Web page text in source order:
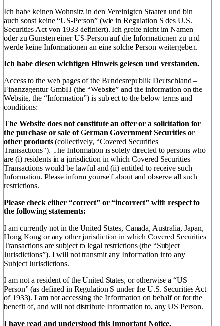
Ich habe keinen Wohnsitz in den Vereinigten Staaten und bin
auch sonst keine “US-Person” (wie in Regulation S des U.S.
Securities Act von 1933 definiert). Ich greife nicht im Namen
oder zu Gunsten einer US-Person auf die Informationen zu und
werde keine Informationen an eine solche Person weitergeben.
Ich habe diesen wichtigen Hinweis gelesen und verstanden.
Access to the web pages of the Bundesrepublik Deutschland –
Finanzagentur GmbH (the “Website” and the information on the
Website, the “Information”) is subject to the below terms and
conditions:
The Website does not constitute an offer or a solicitation for
the purchase or sale of German Government Securities or
other products (collectively, “Covered Securities
Transactions”). The Information is solely directed to persons who
are (i) residents in a jurisdiction in which Covered Securities
Transactions would be lawful and (ii) entitled to receive such
Information. Please inform yourself about and observe all such
restrictions.
Please check either “correct” or “incorrect” with respect to
the following statements:
I am currently not in the United States, Canada, Australia, Japan,
Hong Kong or any other jurisdiction in which Covered Securities
Transactions are subject to legal restrictions (the “Subject
Jurisdictions”). I will not transmit any Information into any
Subject Jurisdictions.
I am not a resident of the United States, or otherwise a “US
Person” (as defined in Regulation S under the U.S. Securities Act
of 1933). I am not accessing the Information on behalf or for the
benefit of, and will not distribute Information to, any US Person.
I have read and understood this Important Notice.